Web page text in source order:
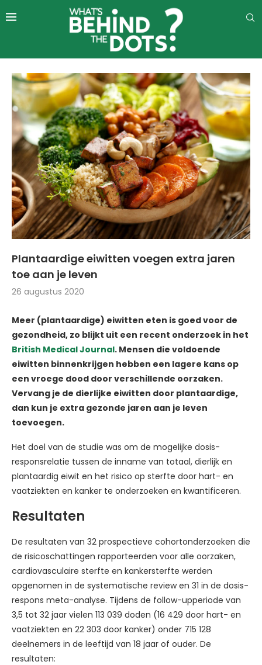
Plantaardige eiwitten voegen extra jaren
toe aan je leven
26 augustus 2020
Meer (plantaardige) eiwitten eten is goed voor de
gezondheid, zo blijkt uit een recent onderzoek in het
British Medical Journal. Mensen die voldoende
eiwitten binnenkrijgen hebben een lagere kans op
een vroege dood door verschillende oorzaken.
Vervang je de dierlijke eiwitten door plantaardige,
dan kun je extra gezonde jaren aan je leven
toevoegen.
Het doel van de studie was om de mogelijke dosis-
responsrelatie tussen de inname van totaal, dierlijk en
plantaardig eiwit en het risico op sterfte door hart- en
vaatziekten en kanker te onderzoeken en kwantificeren.
Resultaten
De resultaten van 32 prospectieve cohortonderzoeken die
de risicoschattingen rapporteerden voor alle oorzaken,
cardiovasculaire sterfte en kankersterfte werden
opgenomen in de systematische review en 31 in de dosis-
respons meta-analyse. Tijdens de follow-upperiode van
3,5 tot 32 jaar vielen 113 039 doden (16 429 door hart- en
vaatziekten en 22 303 door kanker) onder 715 128
deelnemers in de leeftijd van 18 jaar of ouder. De
resultaten: